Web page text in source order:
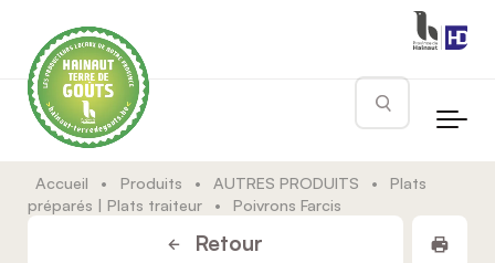
Rechercher
Accueil • Produits • AUTRES PRODUITS •
Plats
préparés | Plats traiteur
• Poivrons Farcis
Retour